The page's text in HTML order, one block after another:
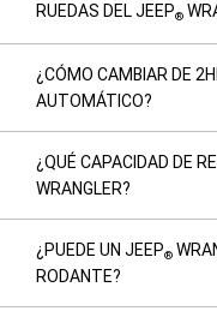
RUEDAS DEL JEEP®
¿CÓMO CAMBIAR DE
AUTOMÁTICO?
¿QUÉ CAPACIDAD DE
WRANGLER?
¿PUEDE UN JEEP®
RODANTE?